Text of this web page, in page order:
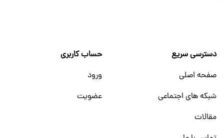
دسترسی سریع
صفحه اصلی
شبکه های اجتماعی
مقالات
حساب کاربری
ورود
عضویت